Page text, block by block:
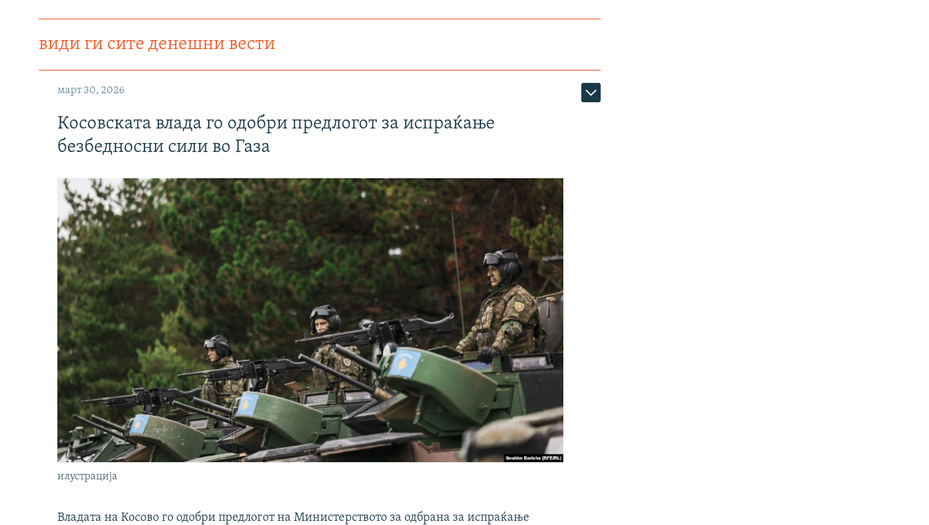
види ги сите денешни вести
март 30, 2026
Косовската влада го одобри предлогот за испраќање
безбедносни сили во Газа
илустрација
Владата на Косово го одобри предлогот на Министерството за одбрана за испраќање